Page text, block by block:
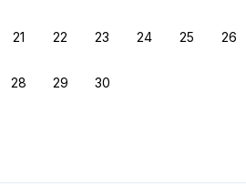
21 22 23 24 25 26
28 29 30